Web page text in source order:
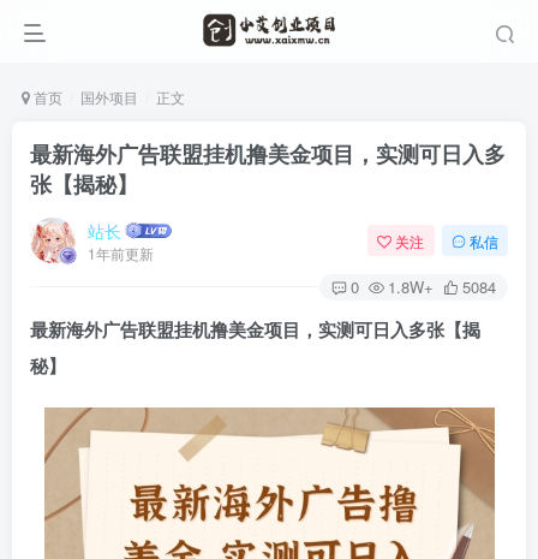
首页 国外项目 正文
最新海外广告联盟挂机撸美金项目，实测可日入多
张【揭秘】
站长
1年前更新
关注 私信
0 1.8W+ 5084
最新海外广告联盟挂机撸美金项目，实测可日入多张【揭
秘】